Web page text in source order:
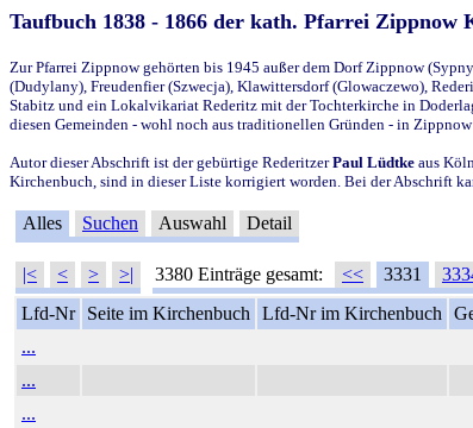
Taufbuch 1838 - 1866 der kath. Pfarrei Zippnow
Zur Pfarrei Zippnow gehörten bis 1945 außer dem Dorf Zippnow
(Dudylany), Freudenfier (Szwecja), Klawittersdorf (Glowaczewo),
Stabitz und ein Lokalvikariat Rederitz mit der Tochterkirche in
diesen Gemeinden - wohl noch aus traditionellen Gründen - in Zippnow
Autor dieser Abschrift ist der gebürtige RederitzerPaul Lüdtke aus
Kirchenbuch, sind in dieser Liste korrigiert worden. Bei der Abschrift
Alles Suchen Auswahl Detail
|< < > >| 3380 Einträge gesamt: << 3331
Lfd-Nr
Seite im Kirchenbuch Lfd-Nr im Kirchenbuch
...
...
...